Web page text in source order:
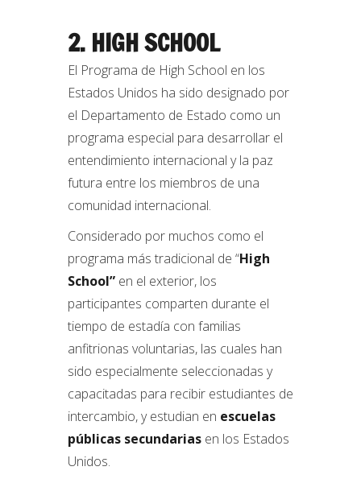
2. HIGH SCHOOL
El Programa de High School en los
Estados Unidos ha sido designado por
el Departamento de Estado como un
programa especial para desarrollar el
entendimiento internacional y la paz
futura entre los miembros de una
comunidad internacional.
Considerado por muchos como el
programa más tradicional de “High
School” en el exterior, los
participantes comparten durante el
tiempo de estadía con familias
anfitrionas voluntarias, las cuales han
sido especialmente seleccionadas y
capacitadas para recibir estudiantes de
intercambio, y estudian en escuelas
públicas secundarias en los Estados
Unidos.